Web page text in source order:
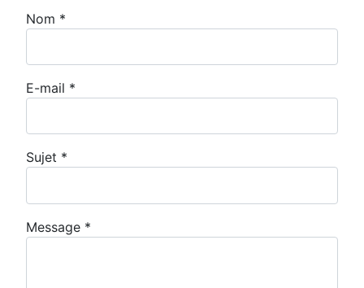
Nom *
E-mail *
Sujet *
Message *